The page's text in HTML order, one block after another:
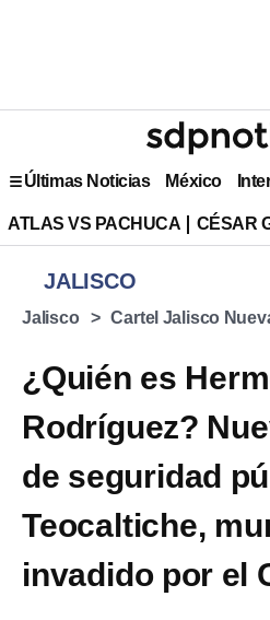
Últimas Noticias México
ATLAS VS PACHUCA CÉSAR
JALISCO
Jalisco Cartel Jalisco
¿Quién es
Rodríguez?
de seguridad
Teocaltiche,
invadido por el